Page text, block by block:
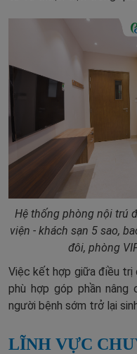
Hệ thống phòng nội trú
viện - khách sạn 5 sao,
đôi, phòng
Việc kết hợp giữa điều trị
phù hợp góp phần
người bệnh sớm trở lại
LĨNH VỰC